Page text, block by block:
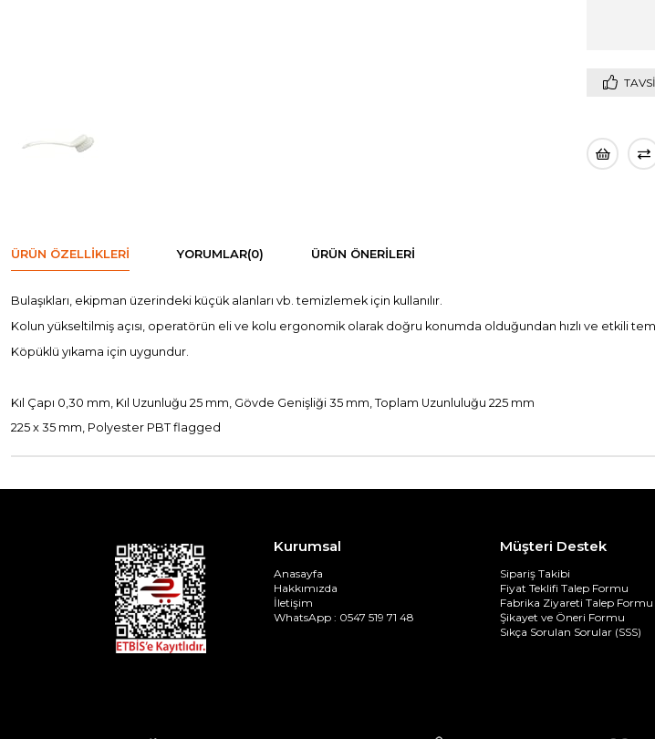
ÜRÜN ÖZELLIKLERI YORUMLAR(0) ÜRÜN ÖNERILERI
Bulaşıkları, ekipman üzerindeki küçük alanları vb. temizlemek için kullanılır.
Kolun yükseltilmiş açısı, operatörün eli ve kolu ergonomik olarak doğru konumda olduğundan hızlı ve etkili
Köpüklü yıkama için uygundur.
Kıl Çapı 0,30 mm, Kıl Uzunluğu 25 mm, Gövde Genişliği 35 mm, Toplam Uzunluluğu 225 mm
225 x 35 mm, Polyester PBT flagged
Kurumsal
Anasayfa
Hakkımızda
İletişim
WhatsApp : 0547 519 71 48
Müşteri Destek
Sipariş Takibi
Fiyat Teklifi Talep Formu
Fabrika Ziyareti Talep Formu
Şikayet ve Öneri Formu
Sıkça Sorulan Sorular (SSS)